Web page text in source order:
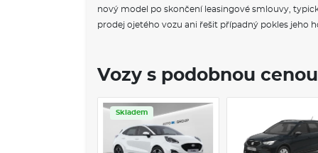
nový model po skončení leasingové smlouvy,
prodej ojetého vozu ani řešit případný pokles jeho
Vozy s podobnou cenou
Skladem